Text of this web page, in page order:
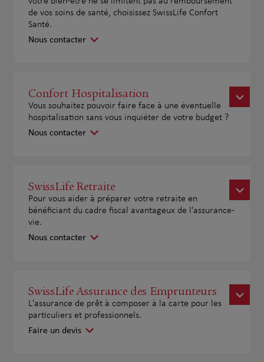
de vos soins de santé, choisissez SwissLife Confort
Santé.
Nous contacter
Confort Hospitalisation
Vous souhaitez pouvoir faire face à une éventuelle
hospitalisation sans vous inquiéter de votre budget ?
Nous contacter
SwissLife Retraite
Pour vous aider à préparer votre retraite en
bénéficiant du cadre fiscal avantageux de l'assurance-
vie.
Nous contacter
SwissLife Assurance des Emprunteurs
L'assurance de prêt à composer à la carte pour les
particuliers et professionnels.
Faire un devis